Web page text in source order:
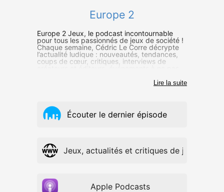
Europe 2
Europe 2 Jeux, le podcast incontournable
pour tous les passionnés de jeux de société !
Chaque semaine, Cédric Le Corre décrypte
l’actualité ludique : nouveautés, tendances,
coups de cœur, critiques, interviews de
Lire la suite
Écouter le dernier épisode
Europe 2 Jeux, actualités et critiques de jeux de
Apple Podcasts